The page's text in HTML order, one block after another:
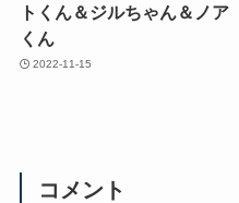
トくん＆ジルちゃん＆ノア
くん
2022-11-15
コメント